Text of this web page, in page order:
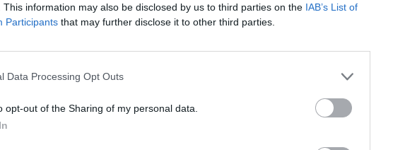
This information may also be disclosed by us to third parties on the IAB’s List of
Participants that may further disclose it to other third parties.
Data Processing Opt Outs
opt-out of the Sharing of my personal data.
E apre